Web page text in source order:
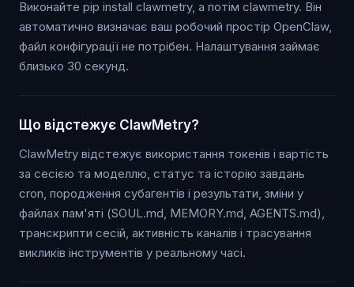
Виконайте pip install clawmetry, а потім clawmetry. Він
автоматично визначає ваш робочий простір OpenClaw,
файл конфігурації не потрібен. Налаштування займає
близько 30 секунд.
Що відстежує ClawMetry?
ClawMetry відстежує використання токенів і вартість
за сесією та моделлю, статус та історію завдань
cron, породження субагентів і результати, зміни у
файлах пам'яті (SOUL.md, MEMORY.md, AGENTS.md),
транскрипти сесій, активність каналів і трасування
викликів інструментів у реальному часі.